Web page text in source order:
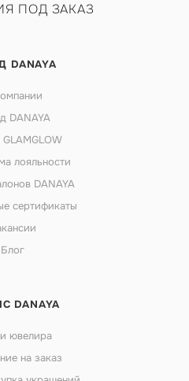
ПОД ЗАКАЗ
DANAYA
DANAYA
лояльности
DANAYA
сертификаты
Блог
DANAYA
ювелира
на заказ